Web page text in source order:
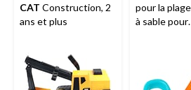
CAT Construction, 2
ans et plus
pour la
à sable pour